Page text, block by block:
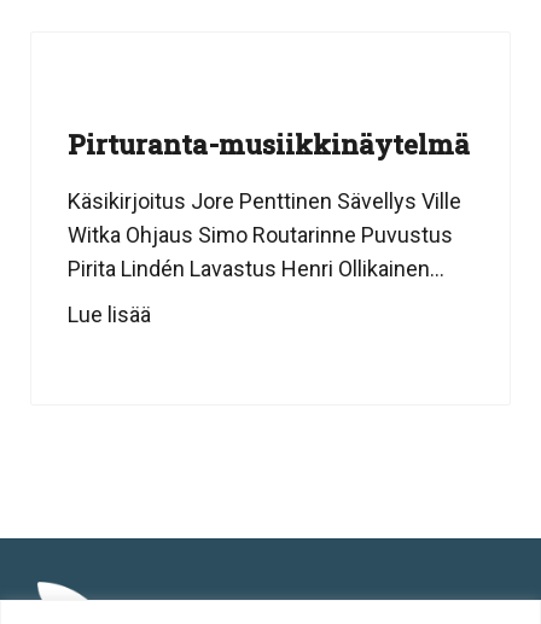
Pirturanta-musiikkinäytelmä
Käsikirjoitus Jore Penttinen Sävellys Ville
Witka Ohjaus Simo Routarinne Puvustus
Pirita Lindén Lavastus Henri Ollikainen...
Lue lisää